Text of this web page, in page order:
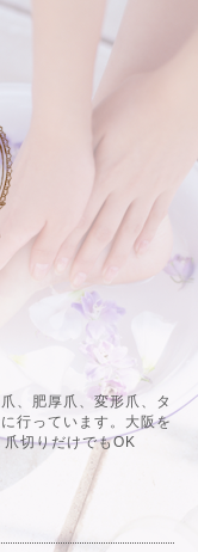
、肥厚爪、変形爪、タ
行っています。大阪を
切りだけでもOK